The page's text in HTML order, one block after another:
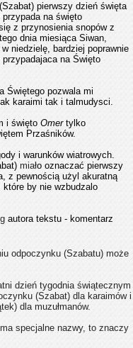
pierwszy dzień święta
przypada na święto
z przynosienia snopów z
dnia miesiąca Siwan,
niedzielę, bardziej poprawnie
na Święto
Świętego pozwala mi
karaimi tak i talmudysci.
i święto Omertylko
Przaśników.
i warunków wiatrowych.
miało oznaczać pierwszy
z pewnością użyl akuratną
by nie wzbudzalo
autora tekstu - komentarz
odpoczynku (Szabatu) może
dzień tygodnia świątecznym
(Szabat) dla karaimów i
dla muzułmanów.
specjalne nazwy, to znaczy